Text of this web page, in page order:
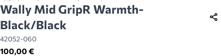
Wally Mid GripR Warmth-
Black/Black
42052-060
100,00 €